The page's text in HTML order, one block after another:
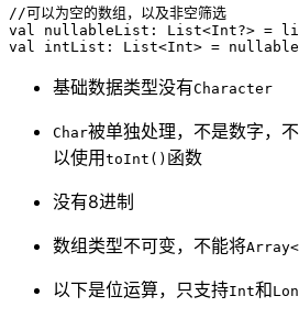
//可以为空的数组，以及非空筛选
val nullableList: List<Int?> =
基础数据类型没有Character
Char被单独处理，不是数字，
以使用 toInt() 函数
没有8进制
数组类型不可变，不能将
以下是位运算，只支持Int和